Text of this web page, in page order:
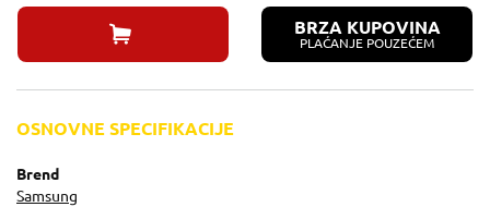
BRZA KUPOVINA
PLAĆANJE POUZEĆEM
OSNOVNE SPECIFIKACIJE
Brend
Samsung